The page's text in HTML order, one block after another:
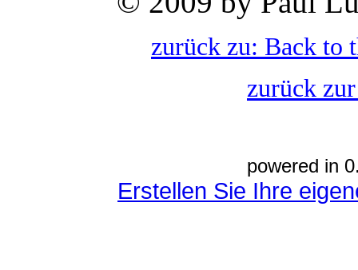
zurück zu: Back to
zurück
powered in
Erstellen Sie Ihre